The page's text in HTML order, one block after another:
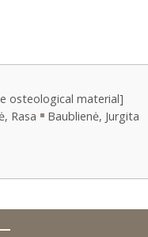
osteological material]
Rasa
Baublienė, Jurgita